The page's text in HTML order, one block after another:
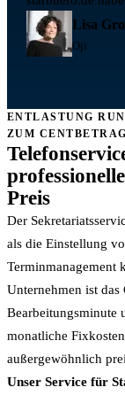
Lisa
Oji
ENTLASTUNG
ZUM CENTBETRAG
Preis
Der
als die Einstellung
Terminmanagement
Unternehmen ist
Bearbeitungsminute
monatliche
außergewöhnlich
Unser Service für